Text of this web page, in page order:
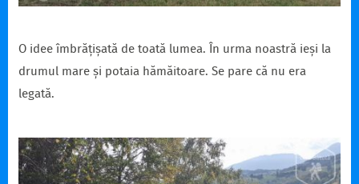
O idee îmbrățișată de toată lumea. În urma noastră ieși la
drumul mare și potaia hămăitoare. Se pare că nu era
legată.